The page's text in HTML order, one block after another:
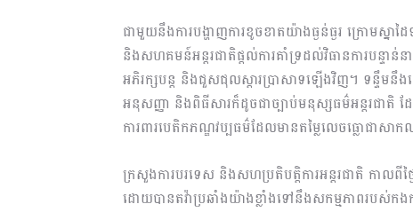
ជាមួយនឹងការបង្ហាញការខូចខាតយ៉ាងធ្ងន់ធ្ងរ ក្រោមស្ន
និងសហគមន៍អន្តរជាតិផ្តល់ការគាំទ្រដល់វិធានការបន្ទាន់
អភិរក្សបន្ត និងជួសជុលស្តារប្រាសាទឡើងវិញ។ ទន្ទឹមនឹង
អនុសញ្ញា និងពិធីសារក៏ដូចជាច្បាប់មនុស្សធម៌អន្តរជាតិ ដ
ការពារបេតិកភណ្ឌវប្បធម៌ដែលមានតម្លៃលេចធ្លោជាសា
ក្រសួងការបរទេស និងសហប្រតិបត្តិការអន្តរជាតិ កាល
ដោយបានតវ៉ាប្រឆាំងយ៉ាងខ្លាំងទៅនឹងសកម្មភាពរបស់ក